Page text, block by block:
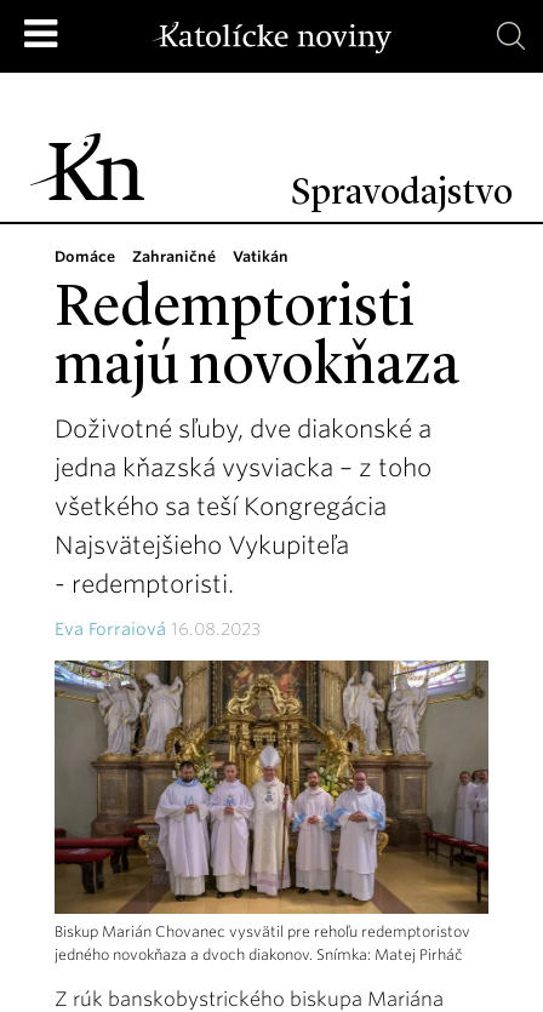
Spravodajstvo
Domáce Zahraničné Vatikán
Redemptoristi
majú novokňaza
Doživotné sľuby, dve diakonské a
jedna kňazská vysviacka – z toho
všetkého sa teší Kongregácia
Najsvätejšieho Vykupiteľa
- redemptoristi.
Eva Forraiová 16.08.2023
Biskup Marián Chovanec vysvätil pre rehoľu redemptoristov
jedného novokňaza a dvoch diakonov. Snímka: Matej Pirháč
Z rúk banskobystrického biskupa Mariána